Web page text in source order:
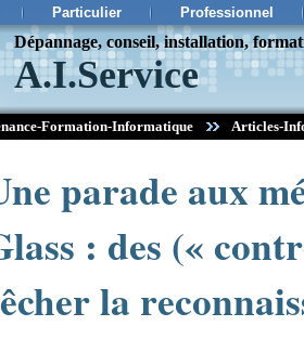
Particulier Professionnel
Dépannage, conseil, installation,
A.I.Service
Formation-Informatique Articles-
parade aux
: des («
la